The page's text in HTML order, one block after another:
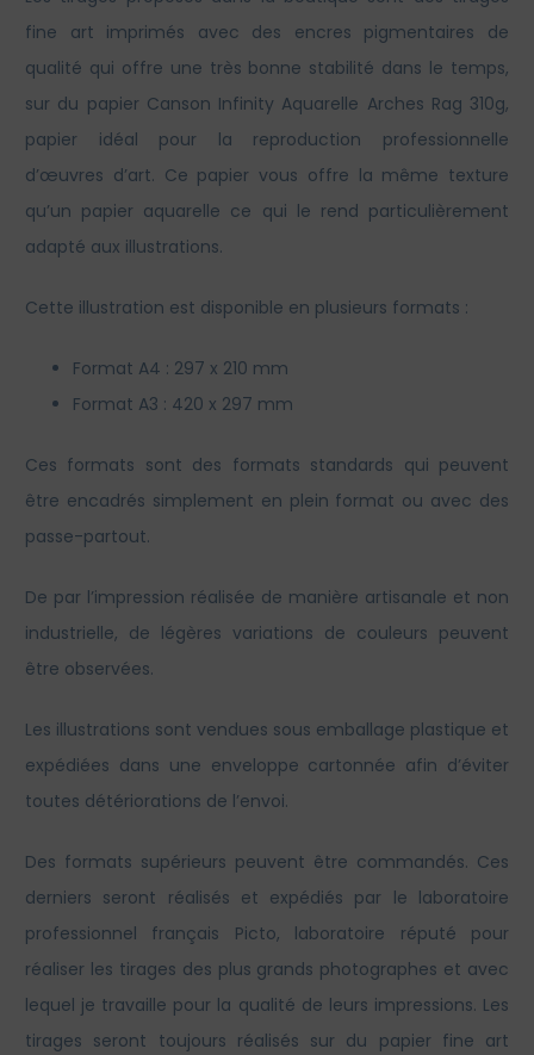
fine art imprimés avec des encres pigmentaires de
qualité qui offre une très bonne stabilité dans le temps,
sur du papier Canson Infinity Aquarelle Arches Rag 310g,
papier idéal pour la reproduction professionnelle
d’œuvres d’art. Ce papier vous offre la même texture
qu’un papier aquarelle ce qui le rend particulièrement
adapté aux illustrations.
Cette illustration est disponible en plusieurs formats :
Format A4 : 297 x 210 mm
Format A3 : 420 x 297 mm
Ces formats sont des formats standards qui peuvent
être encadrés simplement en plein format ou avec des
passe-partout.
De par l’impression réalisée de manière artisanale et non
industrielle, de légères variations de couleurs peuvent
être observées.
Les illustrations sont vendues sous emballage plastique et
expédiées dans une enveloppe cartonnée afin d’éviter
toutes détériorations de l’envoi.
Des formats supérieurs peuvent être commandés. Ces
derniers seront réalisés et expédiés par le laboratoire
professionnel français Picto, laboratoire réputé pour
réaliser les tirages des plus grands photographes et avec
lequel je travaille pour la qualité de leurs impressions. Les
tirages seront toujours réalisés sur du papier fine art